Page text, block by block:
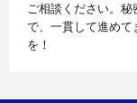
ご相談ください。
で、一貫して進めて
を！